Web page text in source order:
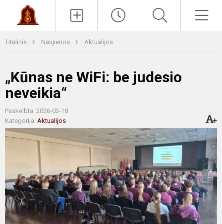
Titulinis Naujienos Aktualijos
„Kūnas ne WiFi: be judesio
neveikia“
Paskelbta: 2026-03-18
Kategorija: Aktualijos